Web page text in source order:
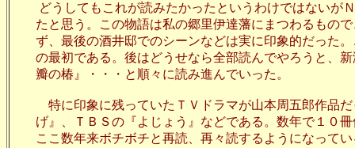
どうしてもこれが読みたかったというわけではないがＮ
たと思う。この物語は私の郷里伊達藩にまつわるもので
ず、最後の酒井邸でのシーンなどは実に印象的だった。
の最初である。後はどうせなら全部読んでやろうと、新
瓣の椿』・・・と順々に読み進んでいった。
特に印象に残っていたＴＶドラマが山本周五郎作品だ
げ』、ＴＢＳの『よじょう』などである。数年で１０冊
ここ数年来ボチボチと再読、再々読するようになってい